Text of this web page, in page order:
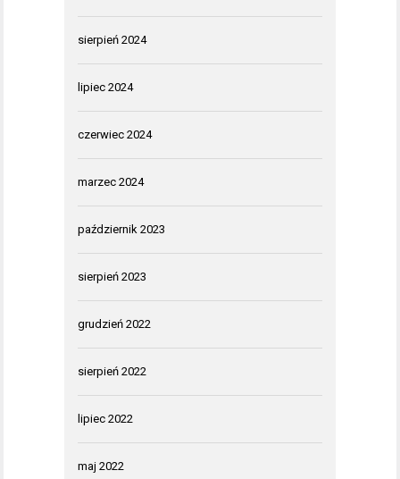
sierpień 2024
lipiec 2024
czerwiec 2024
marzec 2024
październik 2023
sierpień 2023
grudzień 2022
sierpień 2022
lipiec 2022
maj 2022